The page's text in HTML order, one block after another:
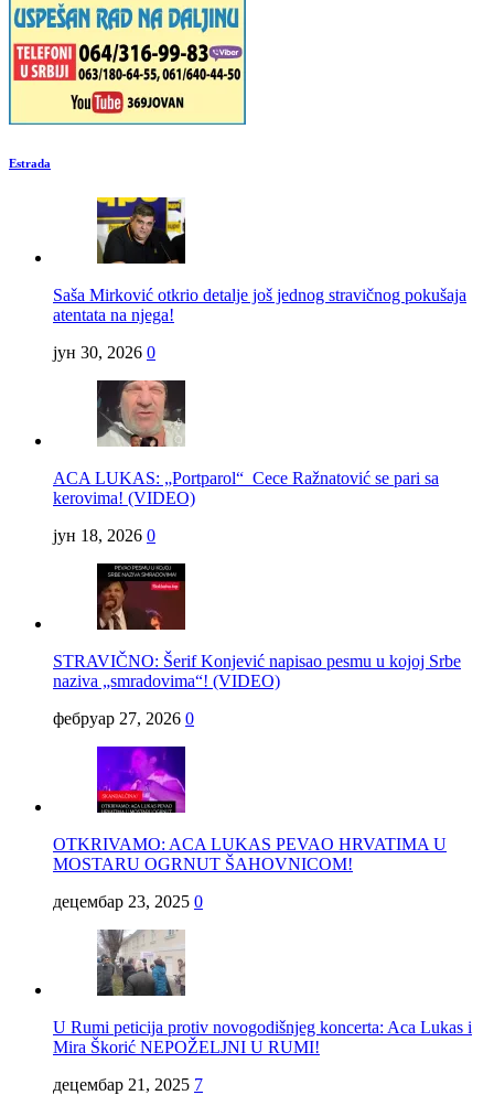
Estrada
Saša Mirković otkrio detalje još jednog stravičnog pokušaja
atentata na njega!
јун 30, 2026 0
ACA LUKAS: „Portparol“ Cece Ražnatović se pari sa
kerovima! (VIDEO)
јун 18, 2026 0
STRAVIČNO: Šerif Konjević napisao pesmu u kojoj Srbe
naziva „smradovima“! (VIDEO)
фебруар 27, 2026 0
OTKRIVAMO: ACA LUKAS PEVAO HRVATIMA U
MOSTARU OGRNUT ŠAHOVNICOM!
децембар 23, 2025 0
U Rumi peticija protiv novogodišnjeg koncerta: Aca Lukas i
Mira Škorić NEPOŽELJNI U RUMI!
децембар 21, 2025 7